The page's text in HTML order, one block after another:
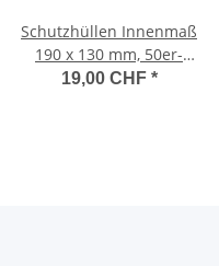
Schutzhüllen Innenmaß
190 x 130 mm, 50er-
Packung
19,00 CHF *